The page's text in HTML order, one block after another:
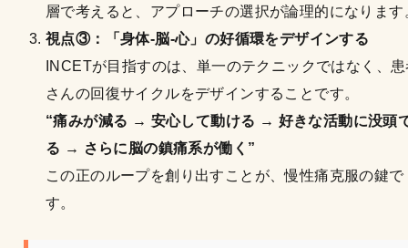
層で考えると、アプローチの選択が論理的になります
視点③：「身体‐脳‐心」の好循環をデザインする
INCETが目指すのは、単一のテクニックではなく、
さんの回復サイクルをデザインすることです。
“痛みが減る → 安心して動ける → 好きな活動に没頭
る → さらに脳の鎮痛系が働く”
この正のループを創り出すことが、慢性痛克服の鍵で
す。